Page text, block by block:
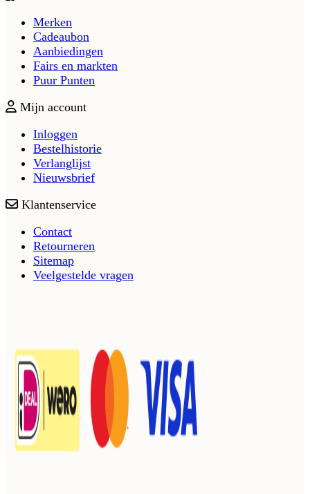
Merken
Cadeaubon
Aanbiedingen
Fairs en markten
Puur Punten
Mijn account
Inloggen
Bestelhistorie
Verlanglijst
Nieuwsbrief
Klantenservice
Contact
Retourneren
Sitemap
Veelgestelde vragen